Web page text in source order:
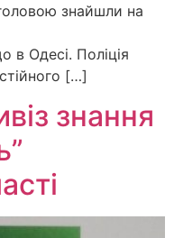
знайшли на
в Одесі. Поліція
[…]
знання